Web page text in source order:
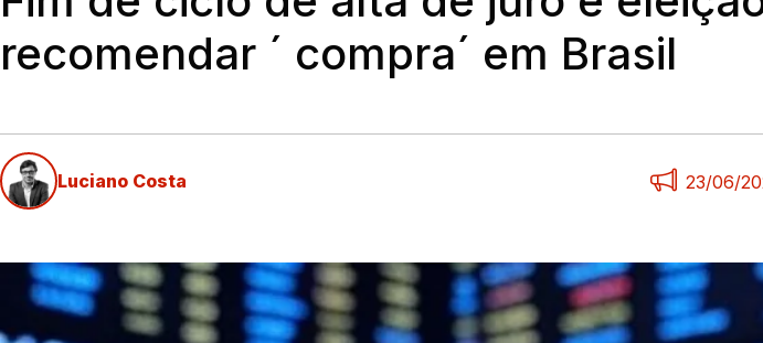
recomendar ´ compra´ em Brasil
Luciano Costa 23/06/